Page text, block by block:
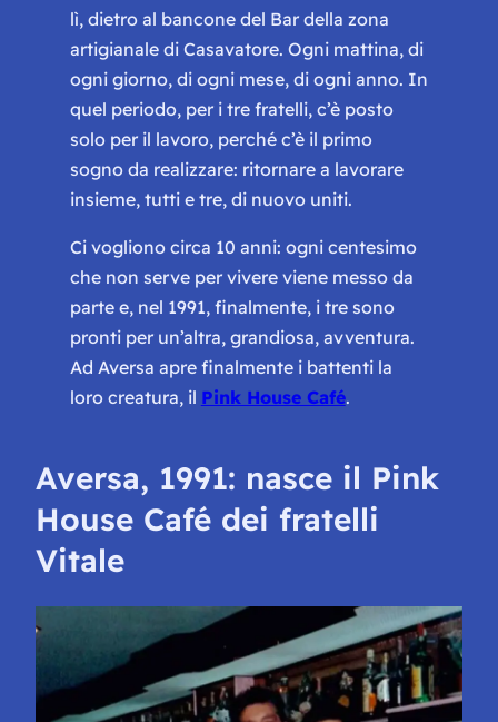
lì, dietro al bancone del Bar della zona
artigianale di Casavatore. Ogni mattina, di
ogni giorno, di ogni mese, di ogni anno. In
quel periodo, per i tre fratelli, c’è posto
solo per il lavoro, perché c’è il primo
sogno da realizzare: ritornare a lavorare
insieme, tutti e tre, di nuovo uniti.
Ci vogliono circa 10 anni: ogni centesimo
che non serve per vivere viene messo da
parte e, nel 1991, finalmente, i tre sono
pronti per un’altra, grandiosa, avventura.
Ad Aversa apre finalmente i battenti la
loro creatura, il Pink House Café.
Aversa, 1991: nasce il Pink
House Café dei fratelli
Vitale